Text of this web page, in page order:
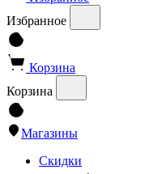
Избранное
Корзина
Корзина
Магазины
Скидки